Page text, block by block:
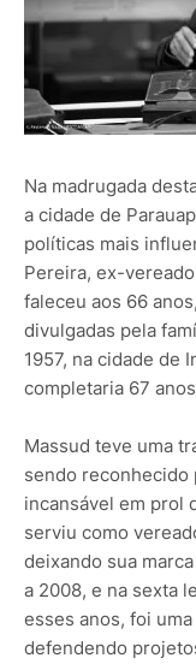
Na madrugada
a cidade de
políticas mais
Pereira, ex-
faleceu aos 66
divulgadas pela
1957, na cidade de
completaria 67
Massud teve uma
sendo reconhecido
incansável em prol
serviu como
deixando sua
a 2008, e na sexta
esses anos, foi
defendendo